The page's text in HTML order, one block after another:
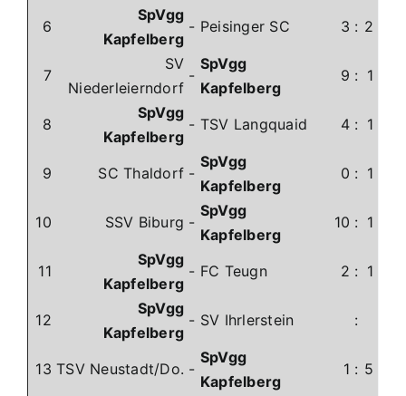
6
SpVgg
Kapfelberg
- Peisinger SC 3 : 2
7
SV
Niederleierndorf
-
SpVgg
Kapfelberg
9 : 1
8
SpVgg
Kapfelberg
- TSV Langquaid 4 : 1
9 SC Thaldorf -
SpVgg
Kapfelberg
0 : 1
10 SSV Biburg -
SpVgg
Kapfelberg
10 : 1
11
SpVgg
Kapfelberg
- FC Teugn 2 : 1
12
SpVgg
Kapfelberg
- SV Ihrlerstein :
13 TSV Neustadt/Do. -
SpVgg
Kapfelberg
1 : 5